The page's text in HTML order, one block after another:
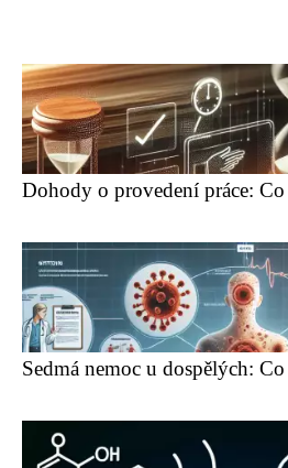
Dohody o provedení práce: Co
Sedmá nemoc u dospělých: